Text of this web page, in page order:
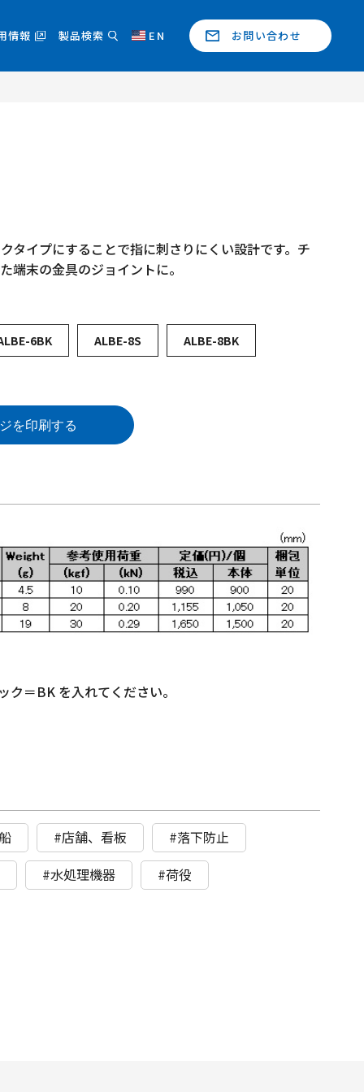
情報 製品検索 EN お問い合わせ
タイプにすることで指に刺さりにくい設計です。チ
端末の金具のジョイントに。
6BK ALBE-8S ALBE-8BK
を印刷する
＝BK を入れてください。
#店舗、看板
#落下防止
#水処理機器 #荷役